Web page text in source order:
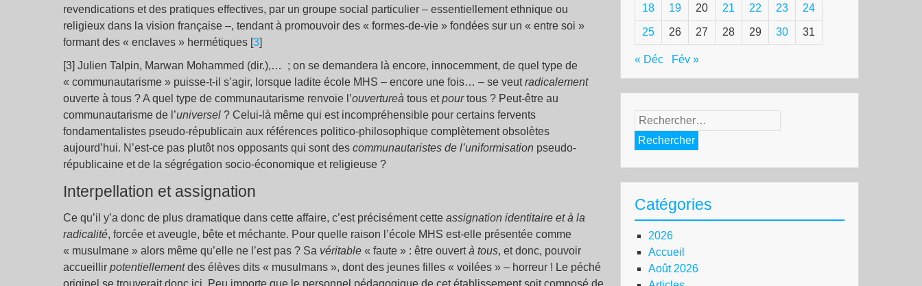
revendications et des pratiques effectives, par un groupe social particulier – essentiellement ethnique ou
religieux dans la vision française –, tendant à promouvoir des « formes-de-vie » fondées sur un « entre soi »
formant des « enclaves » hermétiques [3]
[3] Julien Talpin, Marwan Mohammed (dir.),… ; on se demandera là encore, innocemment, de quel type de
« communautarisme » puisse-t-il s’agir, lorsque ladite école MHS – encore une fois… – se veutradicalement
ouverte à tous ? A quel type de communautarisme renvoie l’ouvertureà tous etpourtous ? Peut-être au
communautarisme de l’universel ? Celui-là même qui est incompréhensible pour certains fervents
fondamentalistes pseudo-républicain aux références politico-philosophique complètement obsolètes
aujourd’hui. N’est-ce pas plutôt nos opposants qui sont des communautaristes de l’uniformisation pseudo-
républicaine et de la ségrégation socio-économique et religieuse ?
Interpellation et assignation
Ce qu’il y’a donc de plus dramatique dans cette affaire, c’est précisément cette assignation identitaire et à la
radicalité, forcée et aveugle, bête et méchante. Pour quelle raison l’école MHS est-elle présentée comme
« musulmane » alors même qu’elle ne l’est pas ? Sa véritable « faute » : être ouvertà tous, et donc, pouvoir
accueillir potentiellementdes élèves dits « musulmans », dont des jeunes filles « voilées » – horreur ! Le péché
18 19 20 21 22 23 24
25 26 27 28 29 30 31
« Déc Fév »
Rechercher :
Catégories
2026
Accueil
Août 2026